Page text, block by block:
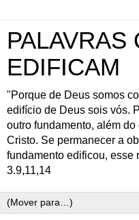
PALAVRAS
EDIFICAM
"Porque de Deus somos
edifício de Deus sois vós.
outro fundamento, além
Cristo. Se permanecer a
fundamento edificou, esse
3.9,11,14